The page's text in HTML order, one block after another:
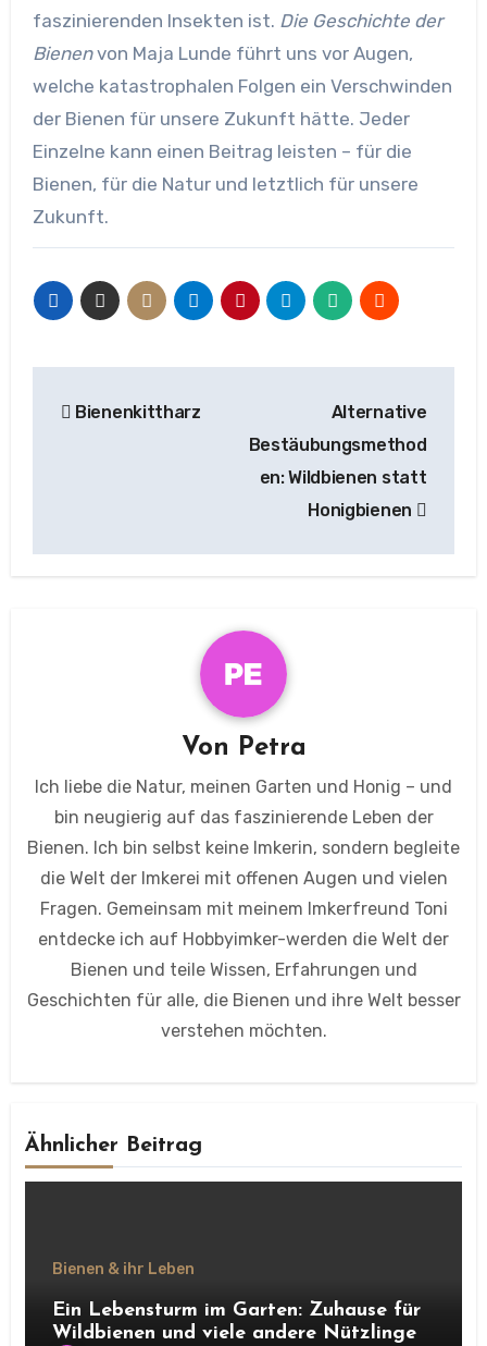
faszinierenden Insekten ist. Die Geschichte der
Bienenvon Maja Lunde führt uns vor Augen,
welche katastrophalen Folgen ein Verschwinden
der Bienen für unsere Zukunft hätte. Jeder
Einzelne kann einen Beitrag leisten – für die
Bienen, für die Natur und letztlich für unsere
Zukunft.
Bienenkittharz
Alternative
Bestäubungsmethod
en: Wildbienen statt
Honigbienen
Von Petra
Ich liebe die Natur, meinen Garten und Honig – und
bin neugierig auf das faszinierende Leben der
Bienen. Ich bin selbst keine Imkerin, sondern begleite
die Welt der Imkerei mit offenen Augen und vielen
Fragen. Gemeinsam mit meinem Imkerfreund Toni
entdecke ich auf Hobbyimker-werden die Welt der
Bienen und teile Wissen, Erfahrungen und
Geschichten für alle, die Bienen und ihre Welt besser
verstehen möchten.
Ähnlicher Beitrag
Bienen & ihr Leben
Ein Lebensturm im Garten: Zuhause für
Wildbienen und viele andere Nützlinge